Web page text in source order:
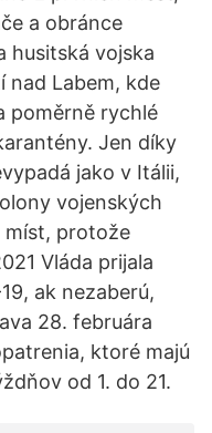
a obránce
husitská vojska
nad Labem, kde
poměrně rychlé
Jen díky
jako v Itálii,
vojenských
míst, protože
Vláda prijala
ak nezaberú,
28. februára
ktoré majú
od 1. do 21.